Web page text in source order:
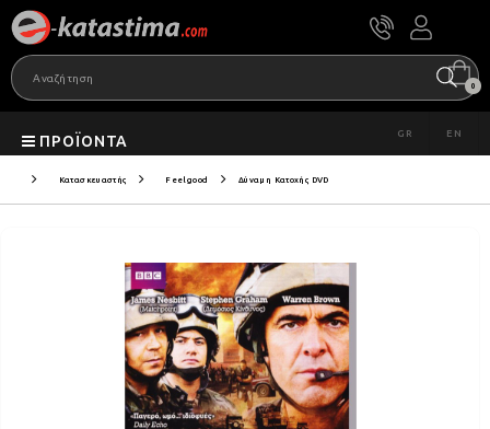
0
ΠΡΟΪΌΝΤΑ GR EN
Κατασκευαστής Feelgood Δύναμη Κατοχής DVD